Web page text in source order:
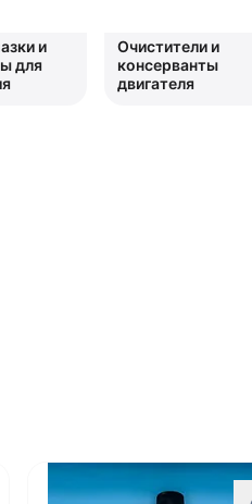
и
для
Очистители и
консерванты
двигателя